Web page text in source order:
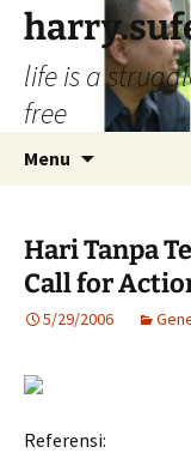
Skip
content
life is a
free
Menu
Hari Tanpa
Call for
5/29/2006
Referensi: